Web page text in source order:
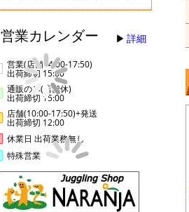
営業カレンダー 詳細
営業(店舗14:00-17:50)
出荷締切 15:00
通販のみ(店舗休)
出荷締切 15:00
店舗(10:00-17:50)+発送
出荷締切 12:00
休業日 出荷業務無し
特殊営業